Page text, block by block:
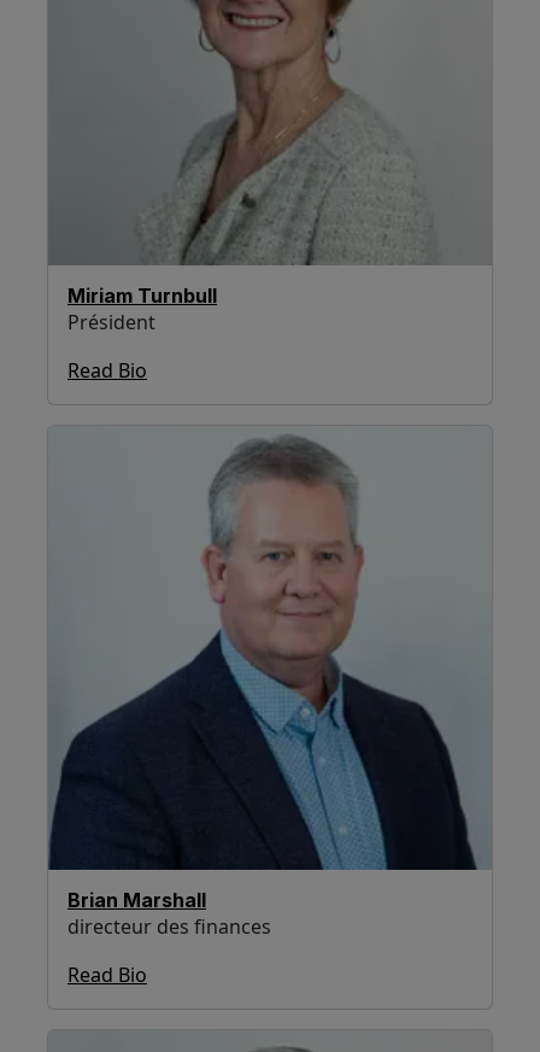
Miriam Turnbull
Président
Read Bio
Brian Marshall
directeur des finances
Read Bio